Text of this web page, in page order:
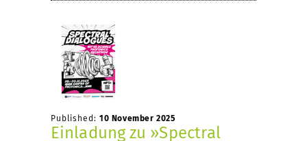
Published: 10 November 2025
Einladung zu »Spectral